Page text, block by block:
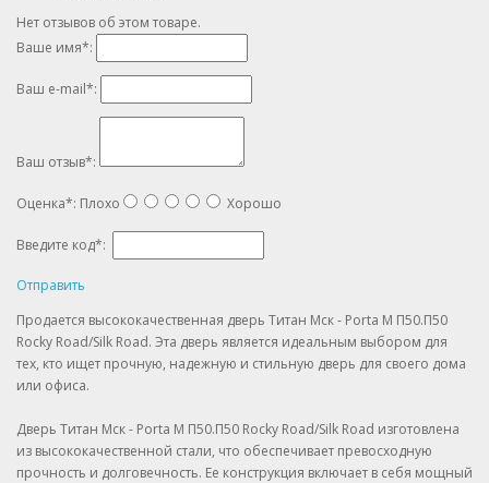
Нет отзывов об этом товаре.
Ваше имя*:
Ваш e-mail*:
Ваш отзыв*:
Оценка*: Плохо Хорошо
Введите код*:
Отправить
Продается высококачественная дверь Титан Мск - Porta M П50.П50
Rocky Road/Silk Road. Эта дверь является идеальным выбором для
тех, кто ищет прочную, надежную и стильную дверь для своего дома
или офиса.
Дверь Титан Мск - Porta M П50.П50 Rocky Road/Silk Road изготовлена
из высококачественной стали, что обеспечивает превосходную
прочность и долговечность. Ее конструкция включает в себя мощный